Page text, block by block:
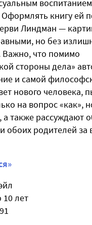
книгу ей
Линдман —
но без
Важно, что помимо
стороны дела»
и самой
нового человека,
на вопрос «как»,
а также рассуждают
обоих родителей за
10 лет